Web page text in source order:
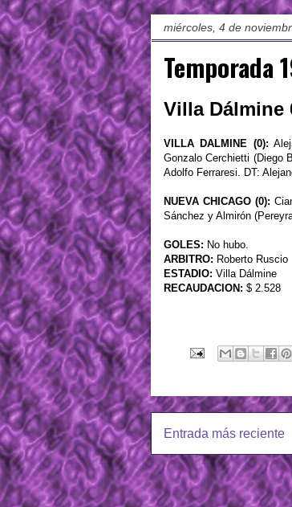
miércoles, 4 de
Temporada
Villa Dálmine
VILLA DALMINE (0):
Gonzalo Cerchietti (Diego
Adolfo Ferraresi. DT:
NUEVA CHICAGO (0):
Sánchez y Almirón
GOLES: No hubo.
ARBITRO: Roberto Ruscio
ESTADIO: Villa Dálmine
RECAUDACION: $ 2.528
Entrada más reciente